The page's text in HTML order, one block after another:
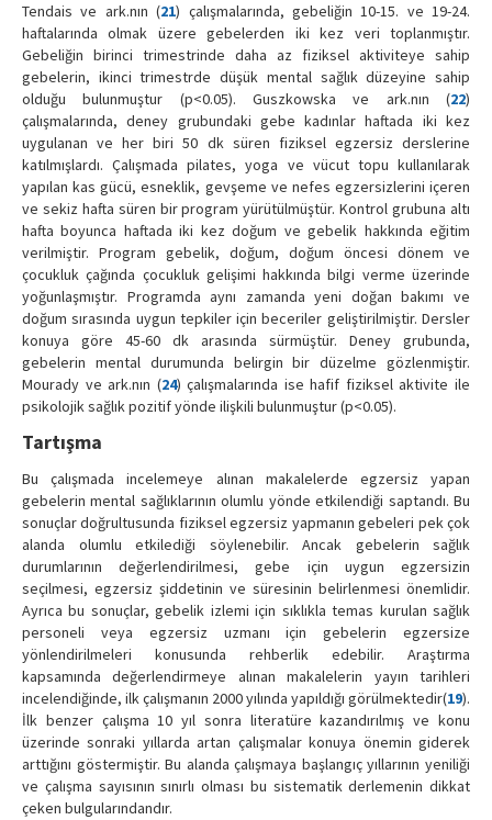
Tendais ve ark.nın (21) çalışmalarında, gebeliğin 10-15. ve 19-24.
haftalarında olmak üzere gebelerden iki kez veri toplanmıştır.
Gebeliğin birinci trimestrinde daha az fiziksel aktiviteye sahip
gebelerin, ikinci trimestrde düşük mental sağlık düzeyine sahip
olduğu bulunmuştur (p<0.05). Guszkowska ve ark.nın (22)
çalışmalarında, deney grubundaki gebe kadınlar haftada iki kez
uygulanan ve her biri 50 dk süren fiziksel egzersiz derslerine
katılmışlardı. Çalışmada pilates, yoga ve vücut topu kullanılarak
yapılan kas gücü, esneklik, gevşeme ve nefes egzersizlerini içeren
ve sekiz hafta süren bir program yürütülmüştür. Kontrol grubuna altı
hafta boyunca haftada iki kez doğum ve gebelik hakkında eğitim
verilmiştir. Program gebelik, doğum, doğum öncesi dönem ve
çocukluk çağında çocukluk gelişimi hakkında bilgi verme üzerinde
yoğunlaşmıştır. Programda aynı zamanda yeni doğan bakımı ve
doğum sırasında uygun tepkiler için beceriler geliştirilmiştir. Dersler
konuya göre 45-60 dk arasında sürmüştür. Deney grubunda,
gebelerin mental durumunda belirgin bir düzelme gözlenmiştir.
Mourady ve ark.nın (24) çalışmalarında ise hafif fiziksel aktivite ile
psikolojik sağlık pozitif yönde ilişkili bulunmuştur (p<0.05).
Tartışma
Bu çalışmada incelemeye alınan makalelerde egzersiz yapan
gebelerin mental sağlıklarının olumlu yönde etkilendiği saptandı. Bu
sonuçlar doğrultusunda fiziksel egzersiz yapmanın gebeleri pek çok
alanda olumlu etkilediği söylenebilir. Ancak gebelerin sağlık
durumlarının değerlendirilmesi, gebe için uygun egzersizin
seçilmesi, egzersiz şiddetinin ve süresinin belirlenmesi önemlidir.
Ayrıca bu sonuçlar, gebelik izlemi için sıklıkla temas kurulan sağlık
personeli veya egzersiz uzmanı için gebelerin egzersize
yönlendirilmeleri konusunda rehberlik edebilir. Araştırma
kapsamında değerlendirmeye alınan makalelerin yayın tarihleri
incelendiğinde, ilk çalışmanın 2000 yılında yapıldığı görülmektedir(19).
İlk benzer çalışma 10 yıl sonra literatüre kazandırılmış ve konu
üzerinde sonraki yıllarda artan çalışmalar konuya önemin giderek
arttığını göstermiştir. Bu alanda çalışmaya başlangıç yıllarının yeniliği
ve çalışma sayısının sınırlı olması bu sistematik derlemenin dikkat
çeken bulgularındandır.